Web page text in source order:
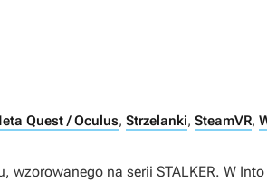
Quest / Oculus, Strzelanki, SteamVR,
na serii STALKER. W